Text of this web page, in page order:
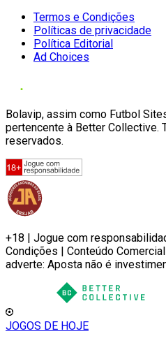
Termos e Condições
Políticas de privacidade
Política Editorial
Ad Choices
Bolavip, assim como Futbol
pertencente à Better Collective.
reservados.
+18 | Jogue com
Condições | Conteúdo
adverte: Aposta não é
JOGOS DE HOJE